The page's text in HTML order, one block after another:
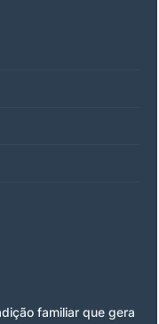
familiar que gera